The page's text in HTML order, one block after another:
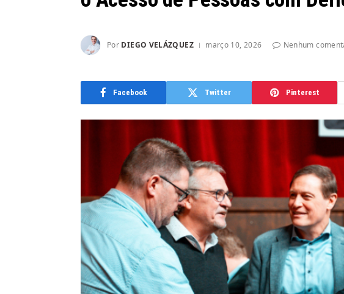
Por DIEGO VELÁZQUEZ março 10, 2026 Nenhum
Facebook Twitter Pinterest